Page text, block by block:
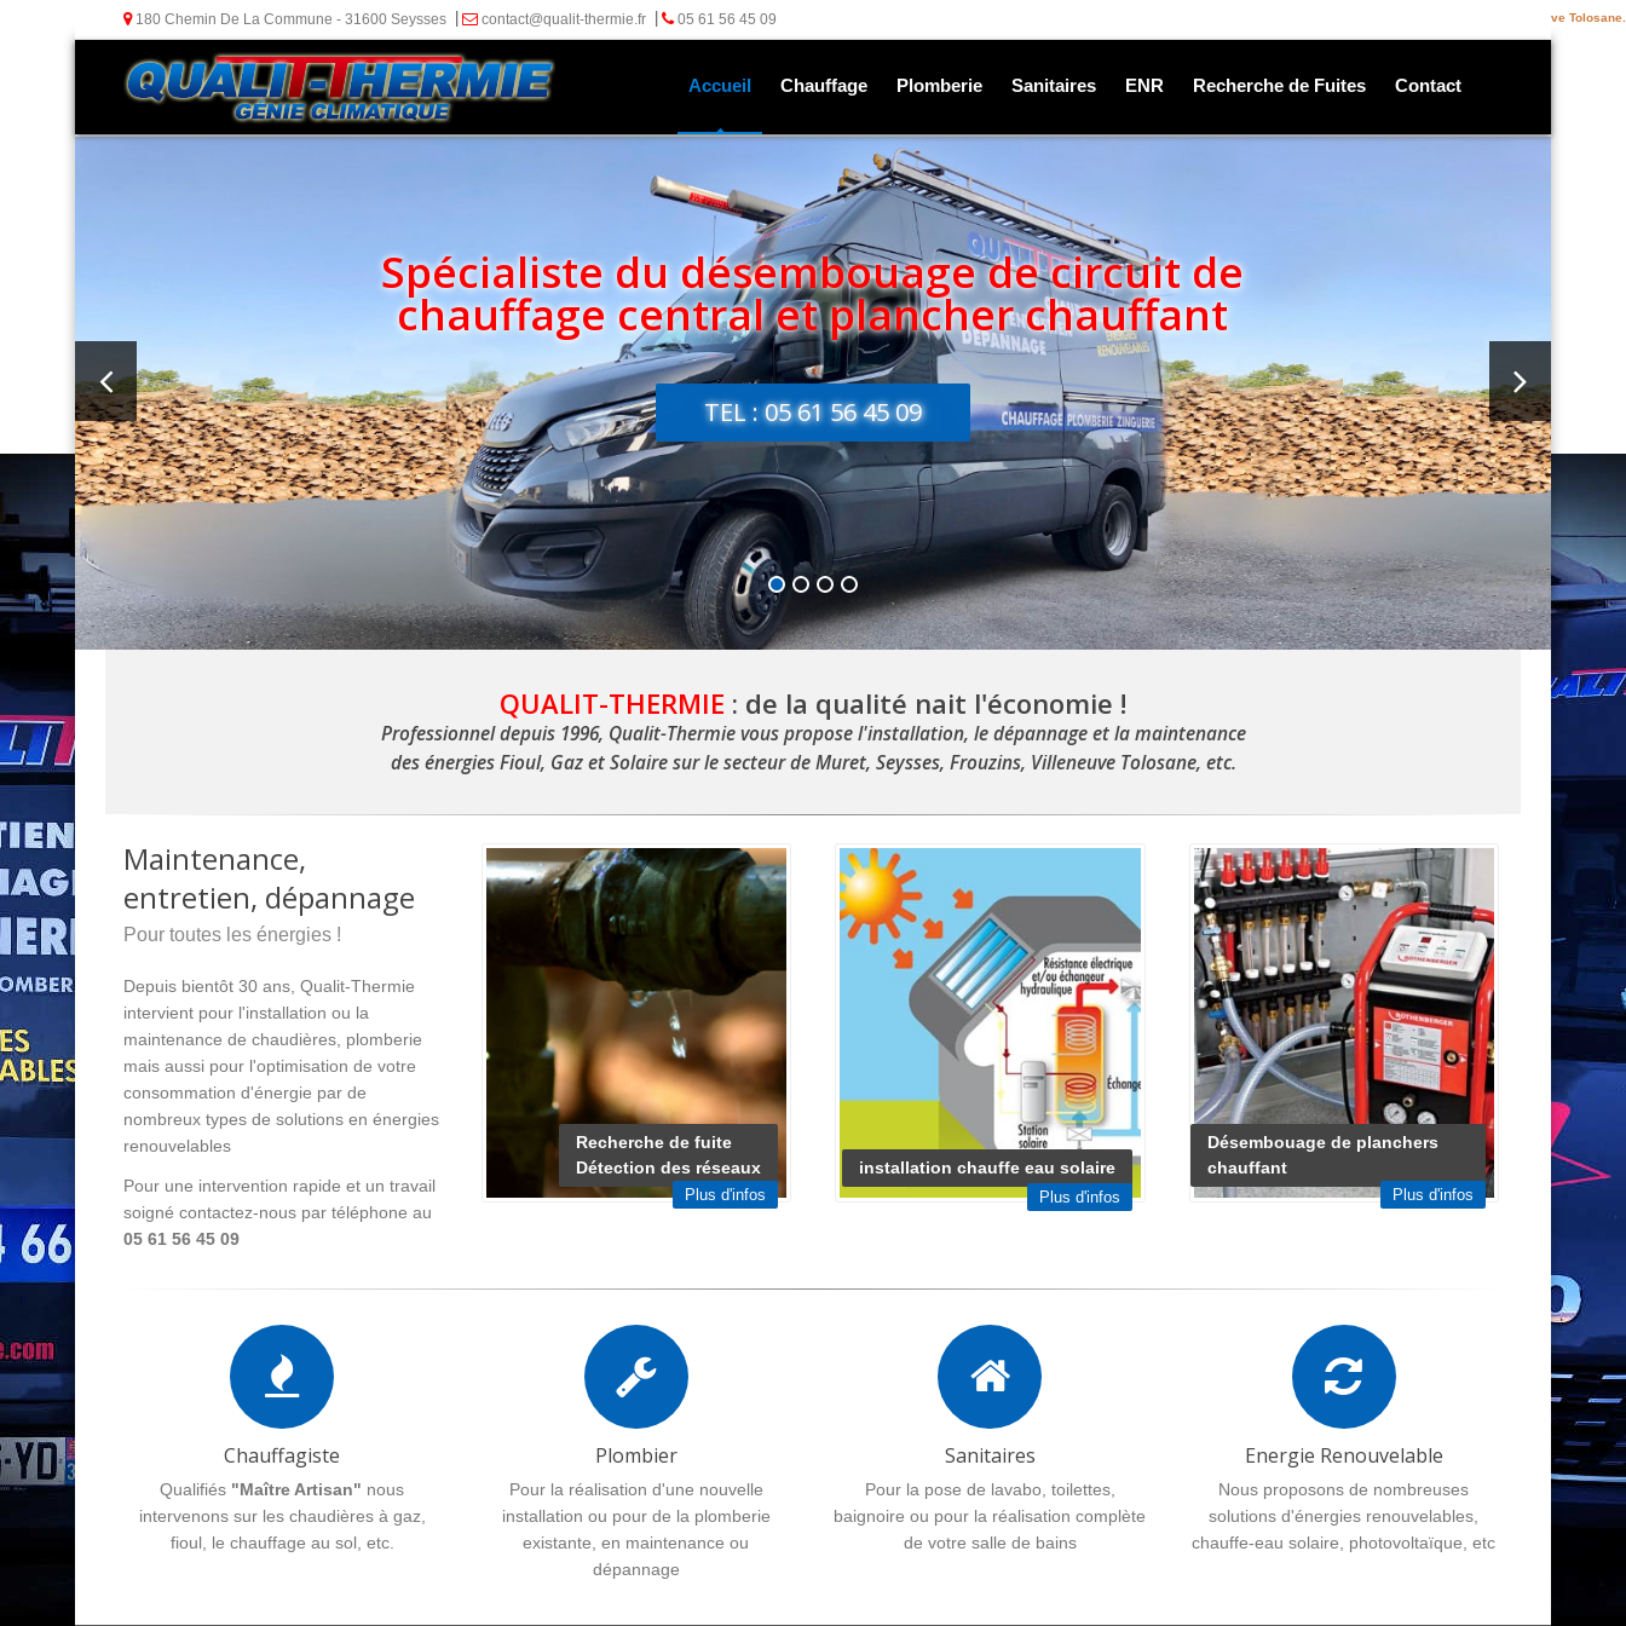
Plombier chauffagiste dépannage et maintenance chauffage sur Seysses, Muret, Frouzins, Cugnaux et Villeneuve Tolosane.
180 Chemin De La Commune - 31600 Seysses contact@qualit-thermie.fr 05 61 56 45 09
Accueil Chauffage Plomberie Sanitaires ENR Recherche de Fuites Contact
Spécialiste du désembouage de circuit de
chauffage central et plancher chauffant
TEL : 05 61 56 45 09
QUALIT-THERMIE : de la qualité nait l'économie !
Professionnel depuis 1996, Qualit-Thermie vous propose l'installation, le dépannage et la maintenance
des énergies Fioul, Gaz et Solaire sur le secteur de Muret, Seysses, Frouzins, Villeneuve Tolosane, etc.
Maintenance,
entretien, dépannage
Pour toutes les énergies !
Depuis bientôt 30 ans, Qualit-Thermie
intervient pour l'installation ou la
maintenance de chaudières, plomberie
mais aussi pour l'optimisation de votre
consommation d'énergie par de
nombreux types de solutions en énergies
renouvelables
Pour une intervention rapide et un travail
soigné contactez-nous par téléphone au
05 61 56 45 09
Recherche de fuite
Détection des réseaux
Plus d'infos
installation chauffe eau solaire
Plus d'infos
Désembouage de planchers
chauffant
Plus d'infos
Chauffagiste
Qualifiés "Maître Artisan" nous
intervenons sur les chaudières à gaz,
fioul, le chauffage au sol, etc.
Plombier
Pour la réalisation d'une nouvelle
installation ou pour de la plomberie
existante, en maintenance ou
dépannage
Sanitaires
Pour la pose de lavabo, toilettes,
baignoire ou pour la réalisation complète
de votre salle de bains
Energie Renouvelable
Nous proposons de nombreuses
solutions d'énergies renouvelables,
chauffe-eau solaire, photovoltaïque, etc